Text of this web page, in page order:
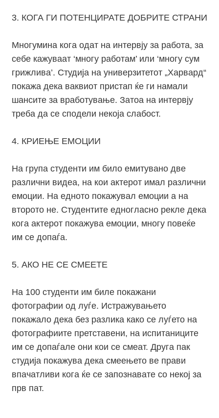
3. КОГА ГИ ПОТЕНЦИРАТЕ ДОБРИТЕ СТРАНИ
Многумина кога одат на интервју за работа, за
себе кажуваат ‘многу работам’ или ‘многу сум
грижлива’. Студија на универзитетот „Харвард“
покажа дека ваквиот пристап ќе ги намали
шансите за вработување. Затоа на интервју
треба да се сподели некоја слабост.
4. КРИЕЊЕ ЕМОЦИИ
На група студенти им било емитувано две
различни видеа, на кои актерот имал различни
емоции. На едното покажувал емоции а на
второто не. Студентите едногласно рекле дека
кога актерот покажува емоции, многу повеќе
им се допаѓа.
5. АКО НЕ СЕ СМЕЕТЕ
На 100 студенти им биле покажани
фотографии од луѓе. Истражувањето
покажало дека без разлика како се луѓето на
фотографиите претставени, на испитаниците
им се допаѓале они кои се смеат. Друга пак
студија покажува дека смеењето ве прави
впачатливи кога ќе се запознавате со некој за
прв пат.